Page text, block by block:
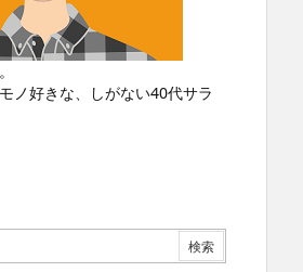
ノ好きな、しがない40代サラ